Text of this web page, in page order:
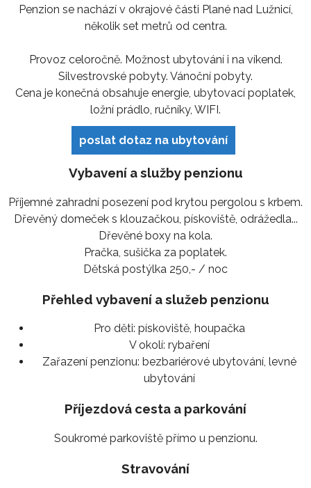
Penzion se nachází v okrajové části Plané nad Lužnicí,
několik set metrů od centra.
Provoz celoročně. Možnost ubytování i na víkend.
Silvestrovské pobyty. Vánoční pobyty.
Cena je konečná obsahuje energie, ubytovací poplatek,
ložní prádlo, ručníky, WIFI.
poslat dotaz na ubytování
Vybavení a služby penzionu
Příjemné zahradní posezení pod krytou pergolou s krbem.
Dřevěný domeček s klouzačkou, pískoviště, odrážedla...
Dřevěné boxy na kola.
Pračka, sušička za poplatek.
Dětská postýlka 250,- / noc
Přehled vybavení a služeb penzionu
Pro děti: pískoviště, houpačka
V okolí: rybaření
Zařazení penzionu: bezbariérové ubytování, levné
ubytování
Příjezdová cesta a parkování
Soukromé parkoviště přímo u penzionu.
Stravování